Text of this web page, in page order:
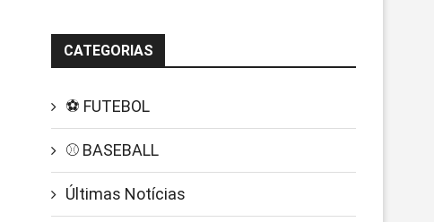
CATEGORIAS
⚽ FUTEBOL
⚾ BASEBALL
Últimas Notícias